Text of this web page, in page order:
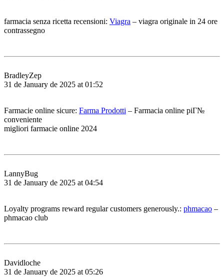
farmacia senza ricetta recensioni: Viagra – viagra originale in 24 ore
contrassegno
BradleyZep
31 de January de 2025 at 01:52
Farmacie online sicure: Farma Prodotti – Farmacia online piГ№
conveniente
migliori farmacie online 2024
LannyBug
31 de January de 2025 at 04:54
Loyalty programs reward regular customers generously.: phmacao –
phmacao club
Davidloche
31 de January de 2025 at 05:26